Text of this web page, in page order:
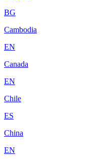
BG
Cambodia
EN
Canada
EN
Chile
ES
China
EN